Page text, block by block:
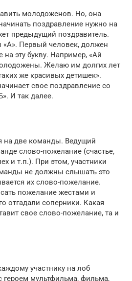
молодоженов. Но, она
поздравление нужно на
предыдущий поздравитель.
«А». Первый человек, должен
на эту букву. Например, «Ай
Желаю им долгих лет
же красивых детишек».
свое поздравление со
И так далее.
на две команды. Ведущий
слово-пожелание (счастье,
и т.п.). При этом, участники
не должны слышать это
их слово-пожелание.
пожелание жестами и
отгадали соперники. Какая
свое слово-пожелание, та и
участнику на лоб
героем мультфильма, фильма,